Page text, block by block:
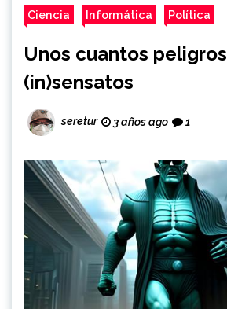
Ciencia Informática Política
Unos cuantos peligros
(in)sensatos
seretur 3 años ago 1